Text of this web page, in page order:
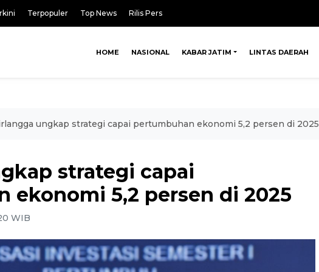
Terpopuler Top News Rilis Pers
HOME NASIONAL KABAR JATIM LINTAS DAERAH
ungkap strategi capai pertumbuhan ekonomi 5,2 persen di 2025
strategi capai
ekonomi 5,2 persen di 2025
WIB